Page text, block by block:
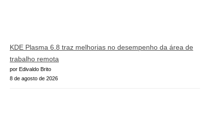
KDE Plasma 6.8 traz melhorias no desempenho da área de
trabalho remota
por Edivaldo Brito
8 de agosto de 2026